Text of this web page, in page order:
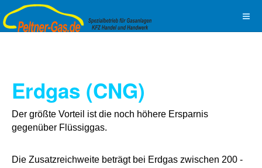
Erdgas (CNG)
Der größte Vorteil ist die noch höhere Ersparnis
gegenüber Flüssiggas.
Die Zusatzreichweite beträgt bei Erdgas zwischen 200 -